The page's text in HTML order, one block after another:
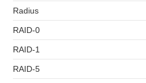
Radius
RAID-0
RAID-1
RAID-5